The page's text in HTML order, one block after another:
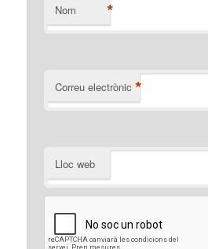
Nom *
Correu electrònic *
Lloc web